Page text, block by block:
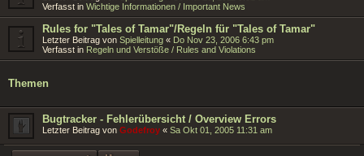
Verfasst in Wichtige Informationen / Important News
Rules for "Tales of Tamar"/Regeln für "Tales of Tamar"
Letzter Beitrag von Spielleitung « Do Nov 23, 2006 6:43 pm
Verfasst in Regeln und Verstöße / Rules and Violations
Themen
Bugtracker - Fehlerübersicht / Overview Errors
Letzter Beitrag von Godefroy « Sa Okt 01, 2005 11:31 am